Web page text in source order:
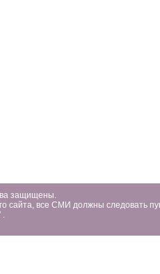
защищены.
сайта, все СМИ должны следовать